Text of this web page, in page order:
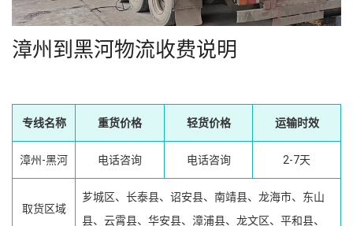
漳州到黑河物流收费说明
专线名称 重货价格 轻货价格 运输时效
漳州-黑河 电话咨询 电话咨询 2-7天
取货区域
芗城区、长泰县、诏安县、南靖县、龙海市、东山
县、云霄县、华安县、漳浦县、龙文区、平和县、